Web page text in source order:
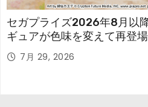
セガプライズ2026年8月以
ギュアが色味を変えて再登場
7月 29, 2026